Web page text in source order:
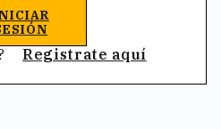
Registrate aquí